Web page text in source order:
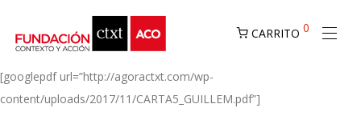
CARRITO 0
[googlepdf url=”http://agoractxt.com/wp-
content/uploads/2017/11/CARTA5_GUILLEM.pdf”]